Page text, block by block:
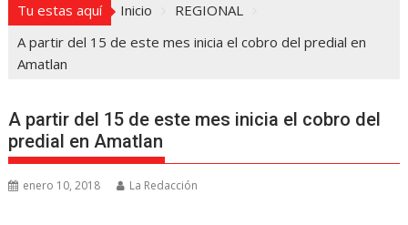
Tu estas aquí Inicio
REGIONAL
A partir del 15 de este mes inicia el cobro del predial en
Amatlan
A partir del 15 de este mes inicia el cobro del
predial en Amatlan
enero 10, 2018 La Redacción